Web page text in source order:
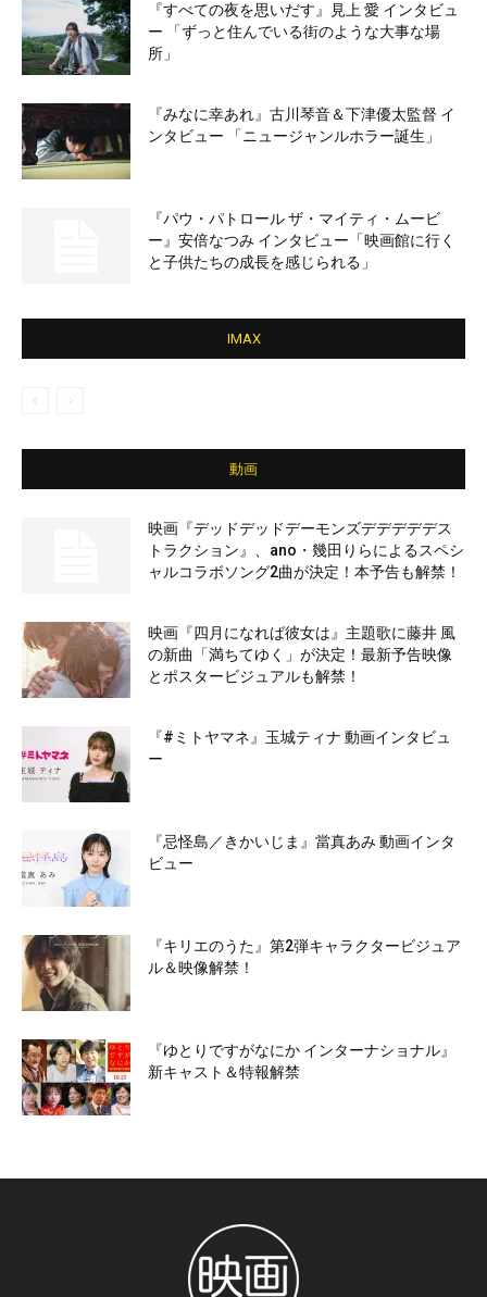
『すべての夜を思いだす』見上 愛 インタビュ
ー 「ずっと住んでいる街のような大事な場
所」
『みなに幸あれ』古川琴音＆下津優太監督 イ
ンタビュー 「ニュージャンルホラー誕生」
『パウ・パトロール ザ・マイティ・ムービ
ー』安倍なつみ インタビュー「映画館に行く
と子供たちの成長を感じられる」
IMAX
動画
映画『デッドデッドデーモンズデデデデデス
トラクション』、ano・幾田りらによるスペシ
ャルコラボソング2曲が決定！本予告も解禁！
映画『四月になれば彼女は』主題歌に藤井 風
の新曲「満ちてゆく」が決定！最新予告映像
とポスタービジュアルも解禁！
『#ミトヤマネ』玉城ティナ 動画インタビュ
ー
『忌怪島／きかいじま』當真あみ 動画インタ
ビュー
『キリエのうた』第2弾キャラクタービジュア
ル＆映像解禁！
『ゆとりですがなにか インターナショナル』
新キャスト＆特報解禁